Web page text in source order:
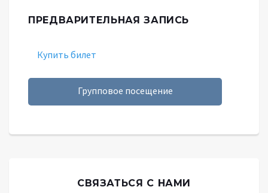
ПРЕДВАРИТЕЛЬНАЯ ЗАПИСЬ
Купить билет
Групповое посещение
СВЯЗАТЬСЯ С НАМИ